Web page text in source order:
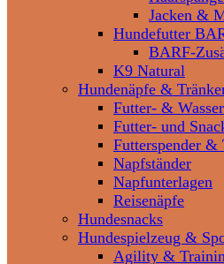
Jacken &
Hundefutter
BARF-
K9 Natural
Hundenäpfe &
Futter- &
Futter- und
Futterspender &
Napfständer
Napfunterlagen
Reisenäpfe
Hundesnacks
Hundespielzeug &
Agility &